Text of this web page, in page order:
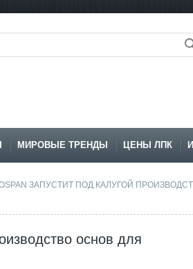
МИРОВЫЕ ТРЕНДЫ ЦЕНЫ ЛПК
ЗАПУСТИТ ПОД КАЛУГОЙ
основ для